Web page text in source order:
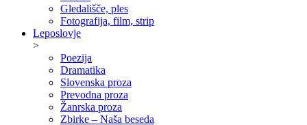
Gledališče, ples
Fotografija, film, strip
Leposlovje
>
Poezija
Dramatika
Slovenska proza
Prevodna proza
Žanrska proza
Zbirke – Naša beseda